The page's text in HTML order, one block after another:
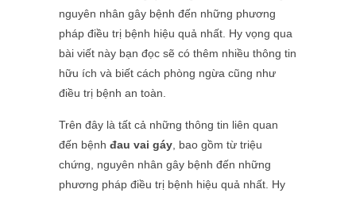
nguyên nhân gây bệnh đến những phương
pháp điều trị bệnh hiệu quả nhất. Hy vọng qua
bài viết này bạn đọc sẽ có thêm nhiều thông tin
hữu ích và biết cách phòng ngừa cũng như
điều trị bệnh an toàn.
Trên đây là tất cả những thông tin liên quan
đến bệnh đau vai gáy, bao gồm từ triệu
chứng, nguyên nhân gây bệnh đến những
phương pháp điều trị bệnh hiệu quả nhất. Hy